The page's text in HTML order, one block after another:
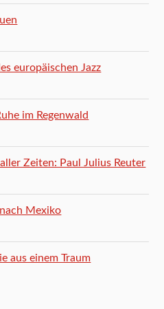
europäischen Jazz
im Regenwald
Zeiten: Paul Julius Reuter
Mexiko
aus einem Traum